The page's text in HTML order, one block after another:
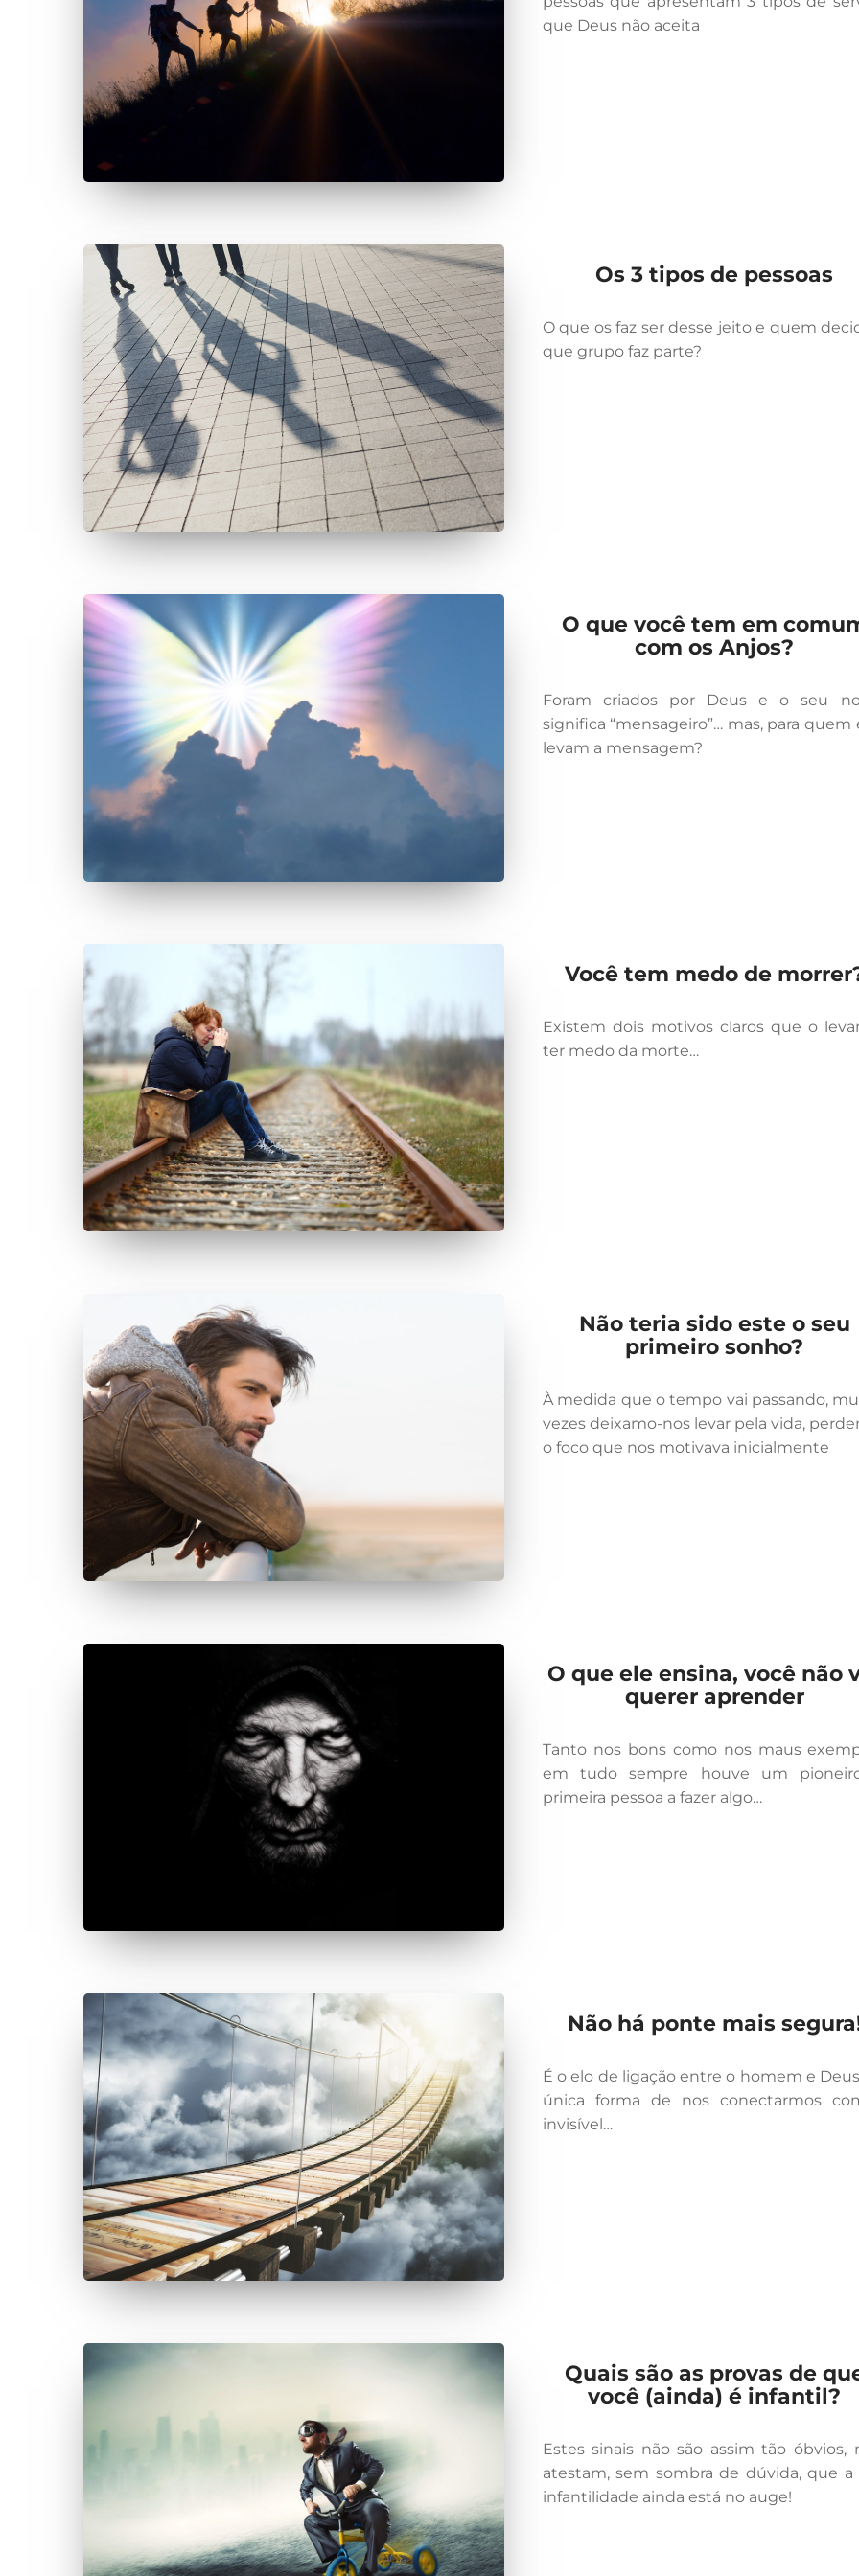
que Deus não aceita
Os 3 tipos de pessoas
O que os faz ser desse jeito e quem
que grupo faz parte?
O que você tem em
com os Anjos?
Foram criados por Deus e o seu
significa “mensageiro”… mas, para quem
levam a mensagem?
Você tem medo de
Existem dois motivos claros que o
ter medo da morte…
Não teria sido este o seu
primeiro sonho?
À medida que o tempo vai passando,
vezes deixamo-nos levar pela vida,
o foco que nos motivava inicialmente
O que ele ensina, você não
querer aprender
Tanto nos bons como nos maus
em tudo sempre houve um
primeira pessoa a fazer algo…
Não há ponte mais
É o elo de ligação entre o homem e
única forma de nos conectarmos
invisível…
Quais são as provas de
você (ainda) é infantil?
Estes sinais não são assim tão óbvios,
atestam, sem sombra de dúvida, que a
infantilidade ainda está no auge!